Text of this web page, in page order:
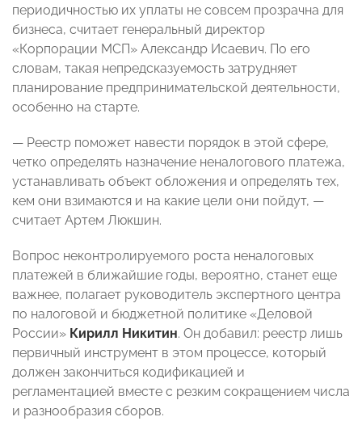
периодичностью их уплаты не совсем прозрачна для
бизнеса, считает генеральный директор
«Корпорации МСП» Александр Исаевич. По его
словам, такая непредсказуемость затрудняет
планирование предпринимательской деятельности,
особенно на старте.
— Реестр поможет навести порядок в этой сфере,
четко определять назначение неналогового платежа,
устанавливать объект обложения и определять тех,
кем они взимаются и на какие цели они пойдут, —
считает Артем Люкшин.
Вопрос неконтролируемого роста неналоговых
платежей в ближайшие годы, вероятно, станет еще
важнее, полагает руководитель экспертного центра
по налоговой и бюджетной политике «Деловой
России» Кирилл Никитин. Он добавил: реестр лишь
первичный инструмент в этом процессе, который
должен закончиться кодификацией и
регламентацией вместе с резким сокращением числа
и разнообразия сборов.